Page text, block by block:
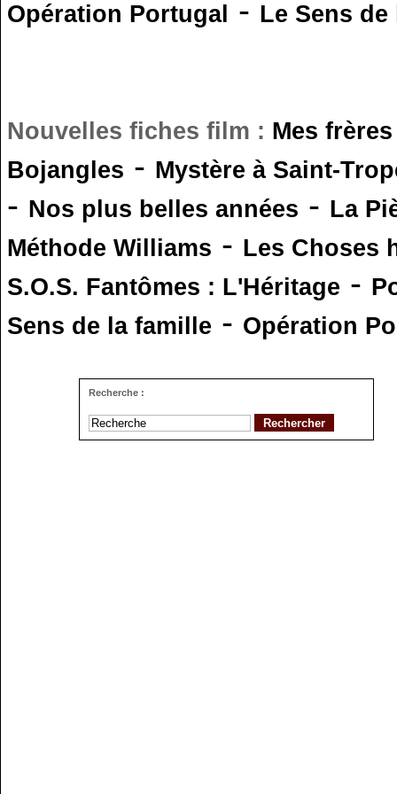
Opération Portugal - Le Sens
Nouvelles fiches film : Mes
Bojangles - Mystère à Saint-
- Nos plus belles années - La
Méthode Williams - Les Choses
S.O.S. Fantômes : L'Héritage -
Sens de la famille - Opération
Recherche :